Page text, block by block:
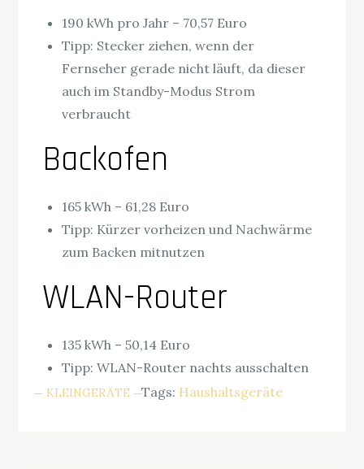
190 kWh pro Jahr – 70,57 Euro
Tipp: Stecker ziehen, wenn der
Fernseher gerade nicht läuft, da dieser
auch im Standby-Modus Strom
verbraucht
Backofen
165 kWh – 61,28 Euro
Tipp: Kürzer vorheizen und Nachwärme
zum Backen mitnutzen
WLAN-Router
135 kWh – 50,14 Euro
Tipp: WLAN-Router nachts ausschalten
KLEINGERÄTE Tags: Haushaltsgeräte